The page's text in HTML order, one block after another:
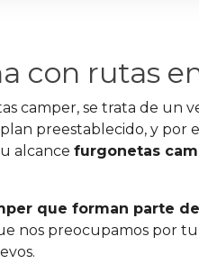
con rutas
camper, se trata de un
preestablecido, y por
alcance furgonetas
que forman parte
nos preocupamos por